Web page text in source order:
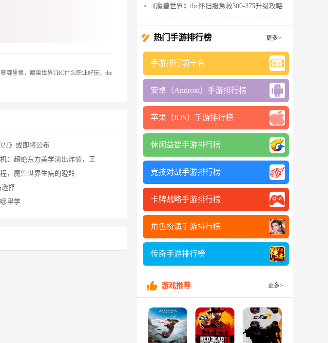
章哪里换，魔兽世界TBC什么职业好玩，tbc
》或即将公布
：超绝东方美学演出炸裂，王
，魔兽世界生病的瞪羚
选择
里学
《魔兽世界》tbc怀旧服急救300-375升级攻略
热门手游排行榜 更多>
手游排行前十名
安卓（Android）手游排行榜
苹果（IOS）手游排行榜
休闲益智手游排行榜
竞技对战手游排行榜
卡牌战略手游排行榜
角色扮演手游排行榜
传奇手游排行榜
游戏推荐 更多>